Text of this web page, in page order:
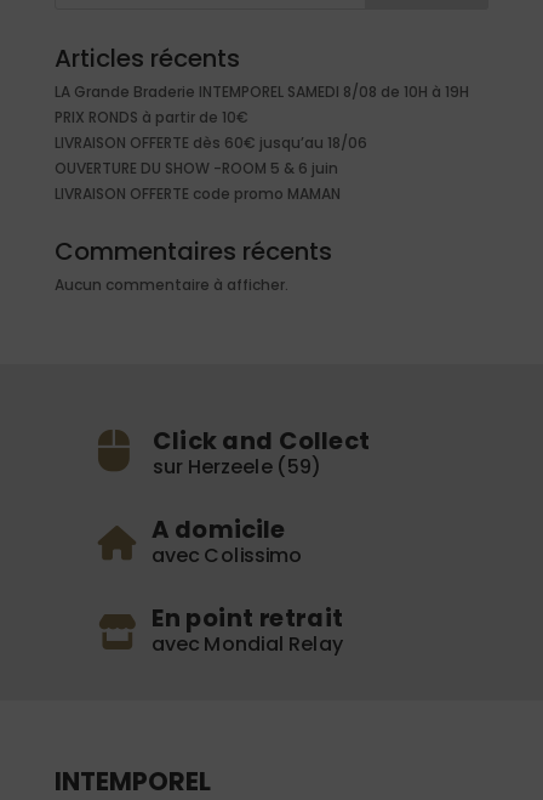
Articles récents
LA Grande Braderie INTEMPOREL SAMEDI 8/08 de 10H à 19H
PRIX RONDS à partir de 10€
LIVRAISON OFFERTE dès 60€ jusqu’au 18/06
OUVERTURE DU SHOW -ROOM 5 & 6 juin
LIVRAISON OFFERTE code promo MAMAN
Commentaires récents
Aucun commentaire à afficher.
Click and Collect
sur Herzeele (59)
A domicile
avec Colissimo
En point retrait
avec Mondial Relay
INTEMPOREL